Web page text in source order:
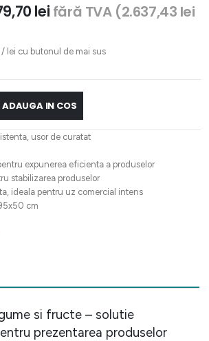
leiPrețul
2.179,70 lei.
fără TVA (2.637,43 lei
lei cu butonul de mai sus
ADAUGA IN COS
usor de curatat
expunerea eficienta a produselor
stabilizarea produselor
ideala pentru uz comercial intens
cm
si fructe – solutie
prezentarea produselor